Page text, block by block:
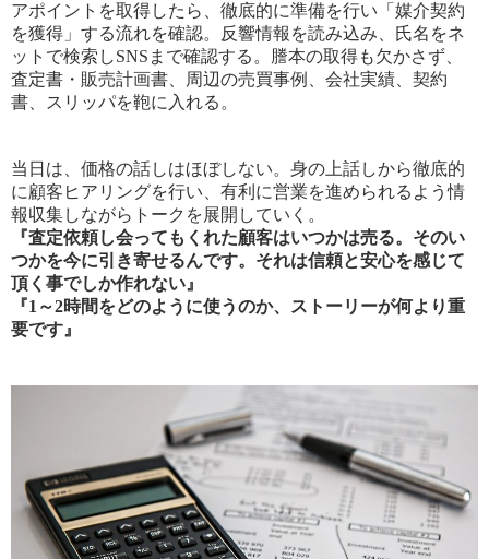
アポイントを取得したら、徹底的に準備を行い「媒介契約
を獲得」する流れを確認。反響情報を読み込み、氏名をネ
ットで検索しSNSまで確認する。謄本の取得も欠かさず、
査定書・販売計画書、周辺の売買事例、会社実績、契約
書、スリッパを鞄に入れる。
当日は、価格の話しはほぼしない。身の上話しから徹底的
に顧客ヒアリングを行い、有利に営業を進められるよう情
報収集しながらトークを展開していく。
『査定依頼し会ってもくれた顧客はいつかは売る。そのい
つかを今に引き寄せるんです。それは信頼と安心を感じて
頂く事でしか作れない』
『1～2時間をどのように使うのか、ストーリーが何より重
要です』